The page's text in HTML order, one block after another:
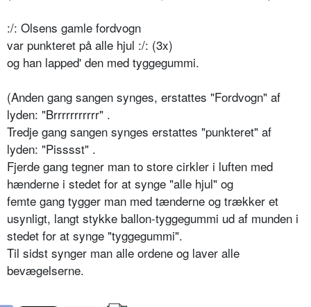
:/: Olsens gamle fordvogn
var punkteret på alle hjul :/: (3x)
og han lapped' den med tyggegummi.
(Anden gang sangen synges, erstattes "Fordvogn" af
lyden: "Brrrrrrrrrrr" .
Tredje gang sangen synges erstattes "punkteret" af
lyden: "Pisssst" .
Fjerde gang tegner man to store cirkler i luften med
hænderne i stedet for at synge "alle hjul" og
femte gang tygger man med tænderne og trækker et
usynligt, langt stykke ballon-tyggegummi ud af munden i
stedet for at synge "tyggegummi".
Til sidst synger man alle ordene og laver alle
bevægelserne.